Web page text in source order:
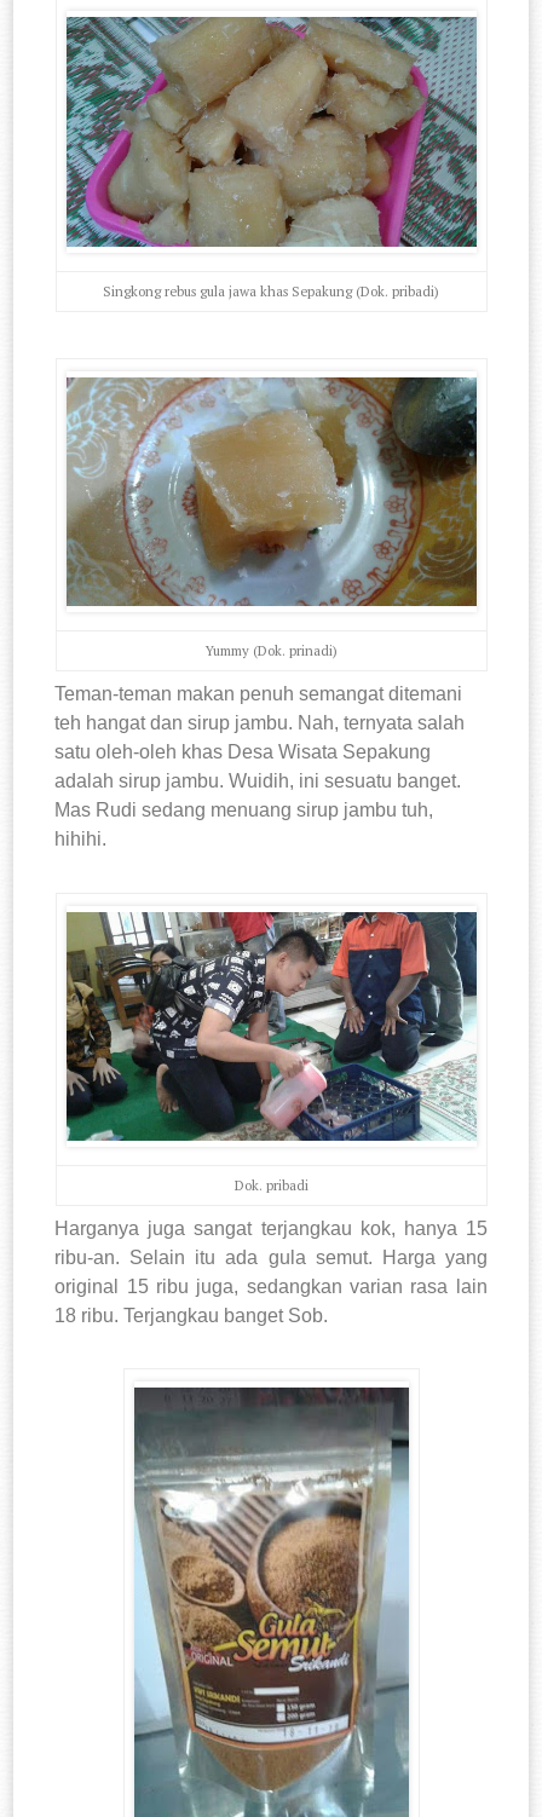
Singkong rebus gula jawa khas Sepakung (Dok. pribadi)
Yummy (Dok. prinadi)
Teman-teman makan penuh semangat ditemani
teh hangat dan sirup jambu. Nah, ternyata salah
satu oleh-oleh khas Desa Wisata Sepakung
adalah sirup jambu. Wuidih, ini sesuatu banget.
Mas Rudi sedang menuang sirup jambu tuh,
hihihi.
Dok. pribadi
Harganya juga sangat terjangkau kok, hanya 15
ribu-an. Selain itu ada gula semut. Harga yang
original 15 ribu juga, sedangkan varian rasa lain
18 ribu. Terjangkau banget Sob.